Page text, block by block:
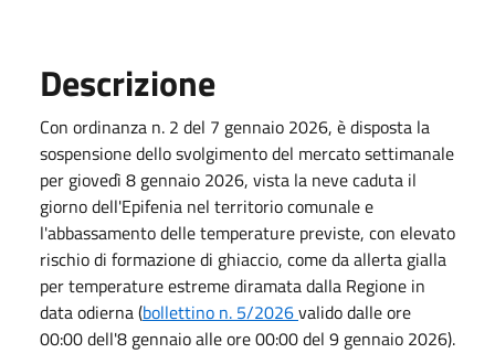
Descrizione
Con ordinanza n. 2 del 7 gennaio 2026, è disposta la
sospensione dello svolgimento del mercato settimanale
per giovedì 8 gennaio 2026, vista la neve caduta il
giorno dell'Epifenia nel territorio comunale e
l'abbassamento delle temperature previste, con elevato
rischio di formazione di ghiaccio, come da allerta gialla
per temperature estreme diramata dalla Regione in
data odierna (bollettino n. 5/2026valido dalle ore
00:00 dell'8 gennaio alle ore 00:00 del 9 gennaio 2026).